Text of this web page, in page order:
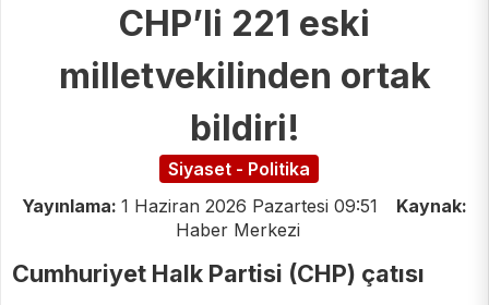
CHP’li 221 eski
milletvekilinden ortak
bildiri!
Siyaset - Politika
Yayınlama: 1 Haziran 2026 Pazartesi 09:51
Kaynak:
Haber Merkezi
Cumhuriyet Halk Partisi (CHP) çatısı